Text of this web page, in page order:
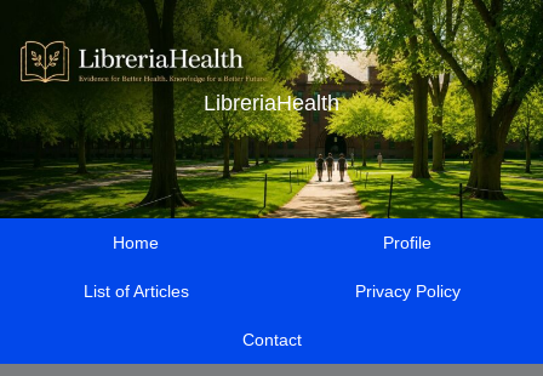
LibreriaHealth
Home Profile
List of Articles Privacy Policy
Contact